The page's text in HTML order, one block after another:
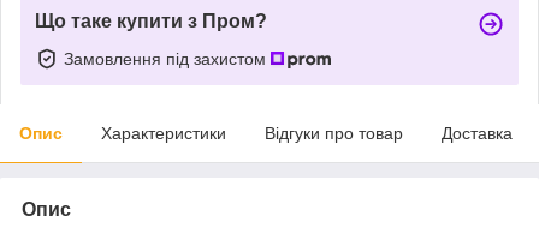
Що таке купити з Пром?
Замовлення під захистом
Опис Характеристики Відгуки про товар Доставка
Опис